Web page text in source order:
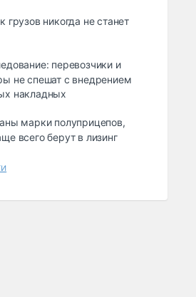
грузов никогда не станет
перевозчики и
не спешат с внедрением
накладных
марки полуприцепов,
всего берут в лизинг